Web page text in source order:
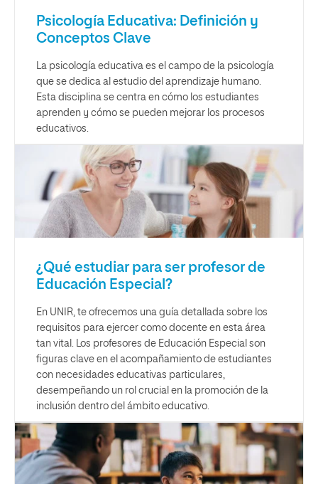
Psicología Educativa: Definición y
Conceptos Clave
La psicología educativa es el campo de la psicología
que se dedica al estudio del aprendizaje humano.
Esta disciplina se centra en cómo los estudiantes
aprenden y cómo se pueden mejorar los procesos
educativos.
¿Qué estudiar para ser profesor de
Educación Especial?
En UNIR, te ofrecemos una guía detallada sobre los
requisitos para ejercer como docente en esta área
tan vital. Los profesores de Educación Especial son
figuras clave en el acompañamiento de estudiantes
con necesidades educativas particulares,
desempeñando un rol crucial en la promoción de la
inclusión dentro del ámbito educativo.